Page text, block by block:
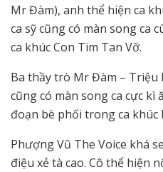
Mr Đàm), anh thể hiện ca
ca sỹ cũng có màn song ca
ca khúc Con Tim Tan Vỡ.
Ba thầy trò Mr Đàm –
cũng có màn song ca cực kì
đoạn bè phối trong ca khúc
Phượng Vũ The Voice khá
điệu xẻ tà cao. Cô thể hiện